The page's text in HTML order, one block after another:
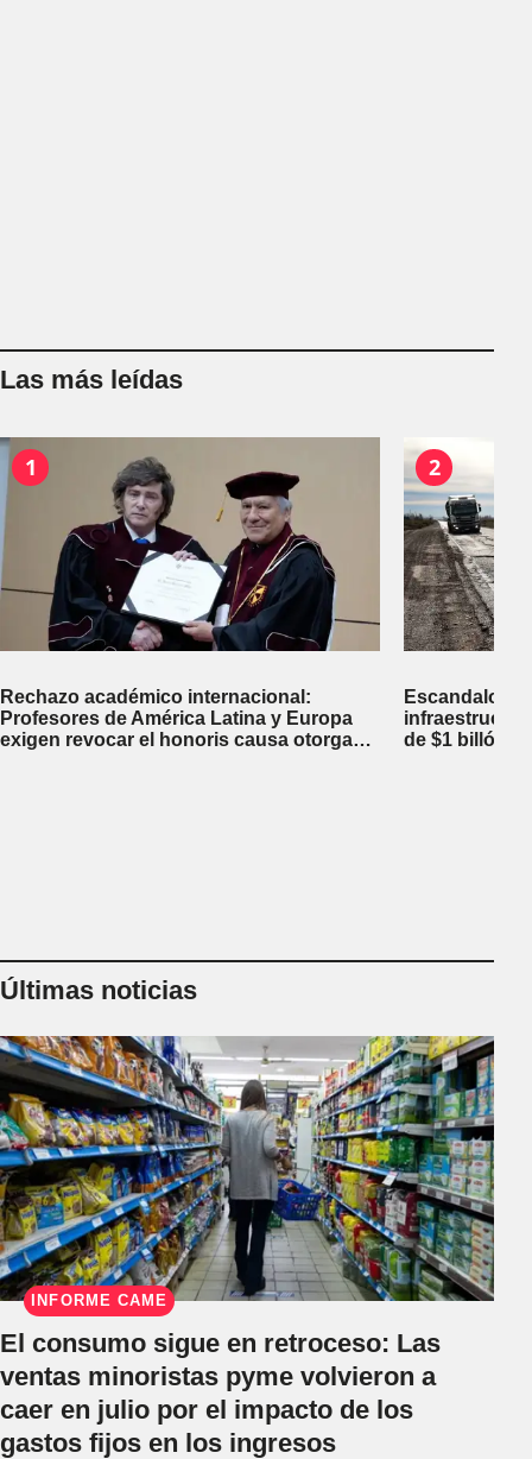
Las más leídas
1
Rechazo académico internacional:
Profesores de América Latina y Europa
exigen revocar el honoris causa otorgado
2
Escandalosa
de $1 billón
Últimas noticias
INFORME CAME
El consumo sigue en retroceso: Las
ventas minoristas pyme volvieron a
caer en julio por el impacto de los
gastos fijos en los ingresos